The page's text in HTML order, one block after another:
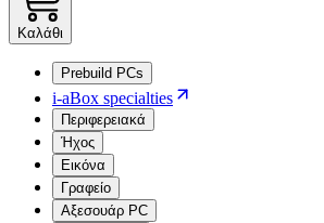
Καλάθι
Prebuild PCs
i-aBox specialties
Περιφερειακά
Ήχος
Εικόνα
Γραφείο
Αξεσουάρ PC